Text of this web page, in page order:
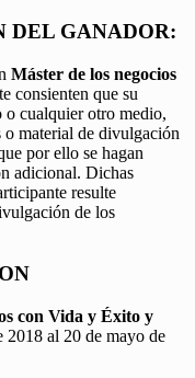
DEL GANADOR:
Máster de los negocios
consienten que su
o cualquier otro medio,
o material de divulgación
por ello se hagan
adicional. Dichas
resulte
de los
con Vida y Éxito y
2018 al 20 de mayo de